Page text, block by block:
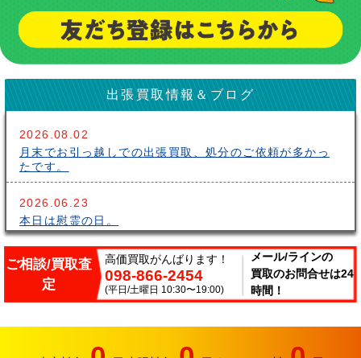
出張買取情報＆ブログ
2026.08.02
月末でお引っ越しでの出張買取、処分のご依頼が多かっ
たです。
2026.06.23
本日は慰霊の日。
2026.06.14
こんにちはサークルです。梅雨が長いですね～。雨の中
出張買取頑張ってます。
2026.06.07
ご相談/買取査
定
高価買取がんばります！
098-866-2454
(平日/土曜日 10:30〜19:00)
メール/ラインの
買取のお問合せは24
時間！